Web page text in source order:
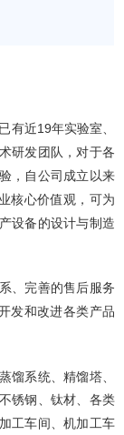
有近19年实验室、
研发团队，对于各
，自公司成立以来
核心价值观，可为
设备的设计与制造
、完善的售后服务
发和改进各类产品
馏系统、精馏塔、
锈钢、钛材、各类
工车间、机加工车